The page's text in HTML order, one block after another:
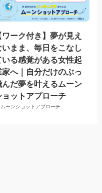
ワーク付き】夢が見え
いまま、毎日をこなし
いる感覚がある女性起
家へ｜自分だけのぶっ
んだ夢を叶えるムーン
ョットアプローチ
ムーンショットアプローチ